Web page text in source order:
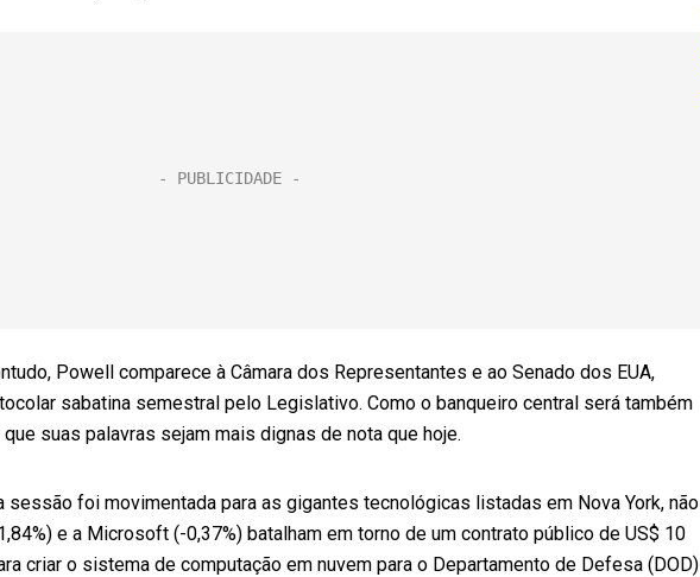
Powell comparece à Câmara dos Representantes e ao Senado dos EUA,
sabatina semestral pelo Legislativo. Como o banqueiro central será também
suas palavras sejam mais dignas de nota que hoje.
sessão foi movimentada para as gigantes tecnológicas listadas em Nova York, não
e a Microsoft (-0,37%) batalham em torno de um contrato público de US$ 10
criar o sistema de computação em nuvem para o Departamento de Defesa (DOD)